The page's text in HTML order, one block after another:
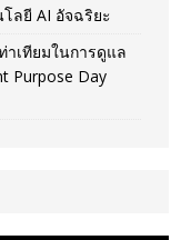
โลยี AI อัจฉริยะ
าเทียมในการดูแล
Purpose Day